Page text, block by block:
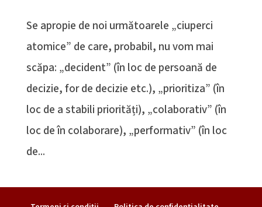
Se apropie de noi următoarele „ciuperci
atomice” de care, probabil, nu vom mai
scăpa: „decident” (în loc de persoană de
decizie, for de decizie etc.), „prioritiza” (în
loc de a stabili priorități), „colaborativ” (în
loc de în colaborare), „performativ” (în loc
de...